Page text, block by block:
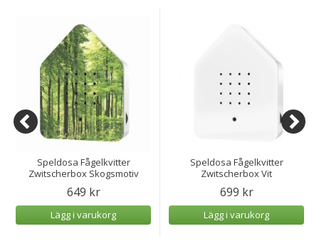
Speldosa Fågelkvitter
Zwitscherbox Skogsmotiv
649 kr
Lägg i varukorg
Speldosa Fågelkvitter
Zwitscherbox Vit
699 kr
Lägg i varukorg